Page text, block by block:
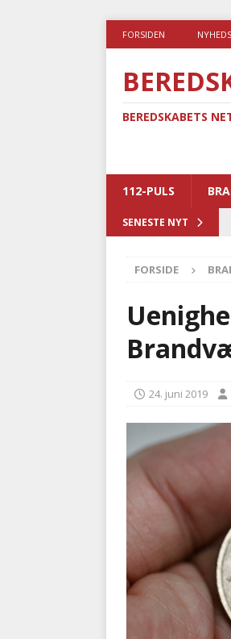
FORSIDEN
BEREDSKABETS
112-PULS
SENESTE NYT
FORSIDE
24. juni 2019